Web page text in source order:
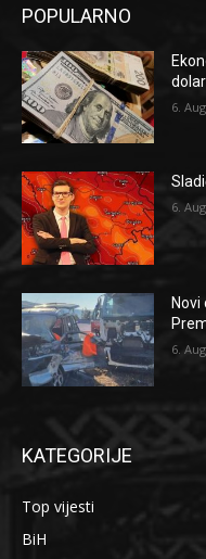
POPULARNO
6.
6.
6.
KATEGORIJE
Top vijesti
BiH